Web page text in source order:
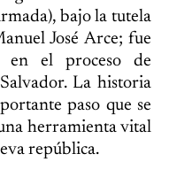
bajo la tutela
José Arce; fue
en el proceso de
La historia
paso que se
herramienta vital
república.